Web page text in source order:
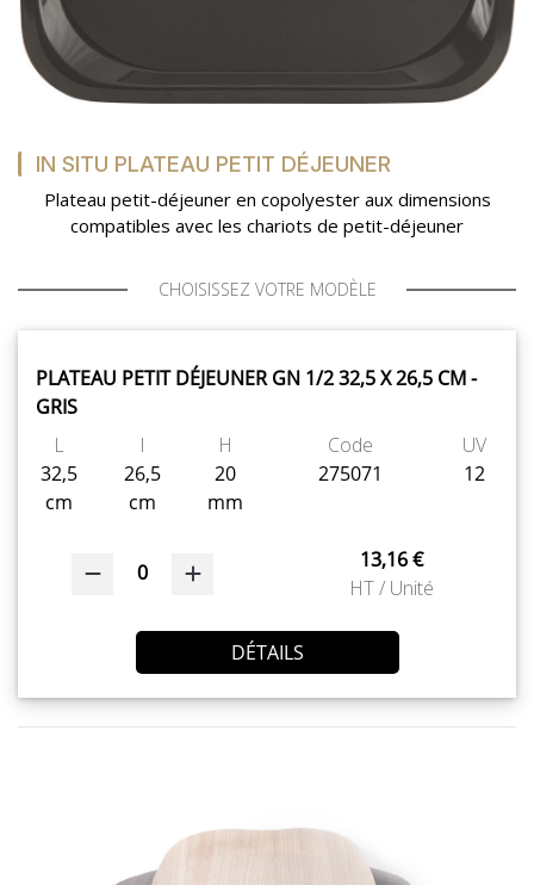
IN SITU PLATEAU PETIT DÉJEUNER
Plateau petit-déjeuner en copolyester aux dimensions
compatibles avec les chariots de petit-déjeuner
CHOISISSEZ VOTRE MODÈLE
PLATEAU PETIT DÉJEUNER GN 1/2 32,5 X 26,5 CM -
GRIS
L
32,5
cm
l
26,5
cm
H
20
mm
Code
275071
UV
12
0
13,16 €
HT / Unité
DÉTAILS